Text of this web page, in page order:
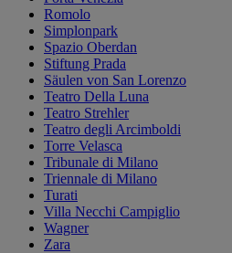
Romolo
Simplonpark
Spazio Oberdan
Stiftung Prada
Säulen von San Lorenzo
Teatro Della Luna
Teatro Strehler
Teatro degli Arcimboldi
Torre Velasca
Tribunale di Milano
Triennale di Milano
Turati
Villa Necchi Campiglio
Wagner
Zara